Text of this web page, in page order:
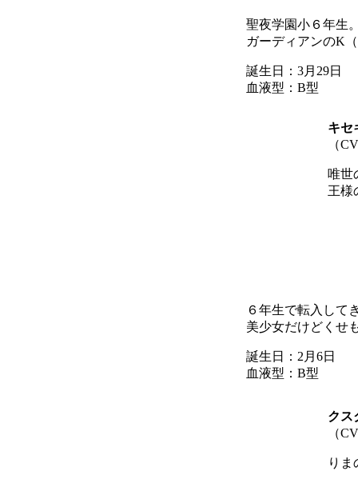
聖夜学園小６年生
ガーディアンのK
誕生日：3月29日
血液型：B型
キセ
（
唯世
王様
６年生で転入して
美少女だけどくせ
誕生日：2月6日
血液型：B型
クス
（
りま